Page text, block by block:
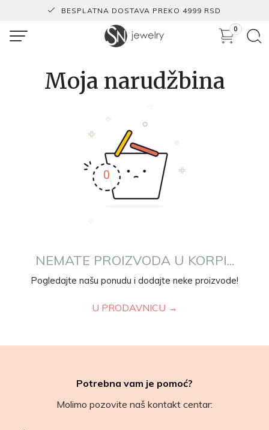
BESPLATNA DOSTAVA PREKO 4999 RSD
0
Moja narudžbina
NEMATE PROIZVODA U KORPI...
Pogledajte našu ponudu i dodajte neke proizvode!
U PRODAVNICU →
Potrebna vam je pomoć?
Molimo pozovite naš kontakt centar: